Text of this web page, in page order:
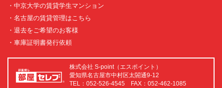
・中京大学の賃貸学生マンション
・名古屋の賃貸管理はこちら
・退去をご希望のお客様
・車庫証明書発行依頼
株式会社 S-point（エスポイント）
愛知県名古屋市中村区太閤通9-12
TEL：052-526-4545 FAX：052-462-1085